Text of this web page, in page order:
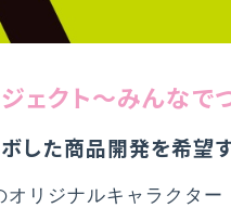
ェクト～みんなで
ボした商品開発を希
リジナルキャラクター